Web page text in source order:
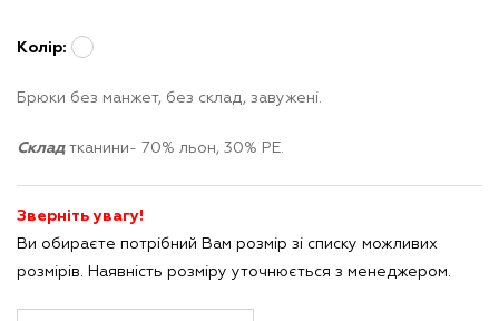
Колір:
Брюки без манжет, без склад, завужені.
Склад тканини- 70% льон, 30% РЕ.
Зверніть увагу!
Ви обираєте потрібний Вам розмір зі списку можливих
розмірів. Наявність розміру уточнюється з менеджером.